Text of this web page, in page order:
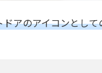
アのアイコンとし